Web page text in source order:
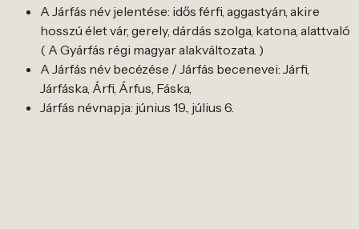
A Járfás név jelentése: idős férfi, aggastyán, akire
hosszú élet vár, gerely, dárdás szolga, katona, alattvaló
( A Gyárfás régi magyar alakváltozata. )
A Járfás név becézése / Járfás becenevei: Járfi,
Járfáska, Árfi, Árfus, Fáska,
Járfás névnapja: június 19., július 6.